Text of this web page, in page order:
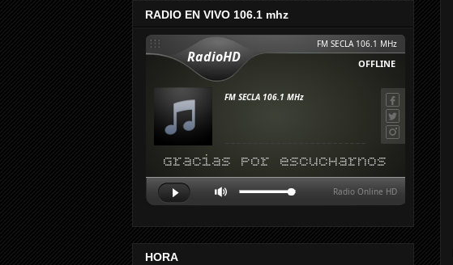
RADIO EN VIVO 106.1 mhz
HORA